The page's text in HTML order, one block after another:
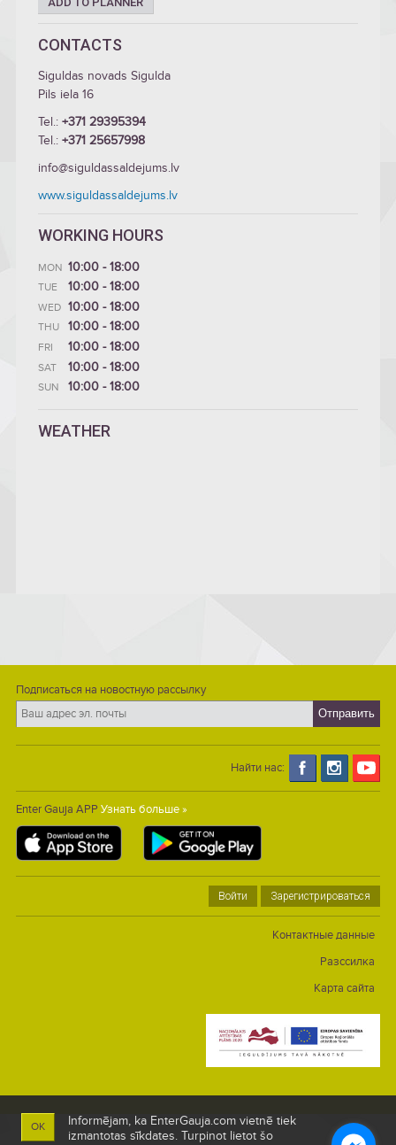
CONTACTS
Siguldas novads Sigulda
Pils iela 16
Tel.: +371 29395394
Tel.: +371 25657998
info@siguldassaldejums.lv
www.siguldassaldejums.lv
WORKING HOURS
MON 10:00 - 18:00
TUE 10:00 - 18:00
WED 10:00 - 18:00
THU 10:00 - 18:00
FRI 10:00 - 18:00
SAT 10:00 - 18:00
SUN 10:00 - 18:00
WEATHER
Подписаться на новостную рассылку
Найти нас:
Enter Gauja APP Узнать больше »
Войти Зарегистрироваться
Контактные данные
Разссилка
Карта сайта
OK
Informējam, ka EnterGauja.com vietnē tiek
izmantotas sīkdates. Turpinot lietot šo